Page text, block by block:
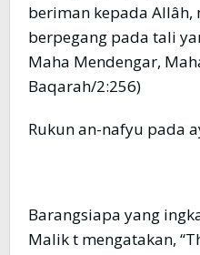
beriman kepada Allâh,
berpegang pada tali
Maha Mendengar,
Baqarah/2:256)
Rukun an-nafyu pada
Barangsiapa yang
Malik t mengatakan,